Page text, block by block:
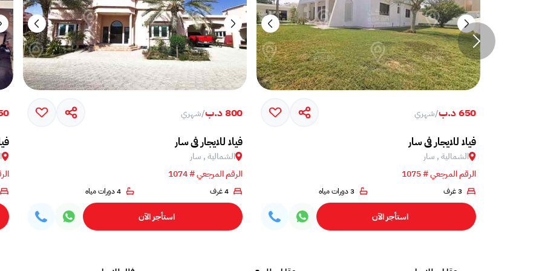
650 د.ب /شهري
فيلا للايجار في سار
الشمالية , سار
الرقم المرجعي # 1075
3 غرف 3 دورات مياه
استأجر الآن
800 د.ب /شهري
فيلا للايجار في سار
الشمالية , سار
الرقم المرجعي # 1074
4 غرف 4 دورات مياه
استأجر الآن